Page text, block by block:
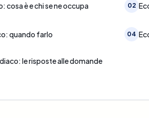
è e chi se ne occupa 02
quando farlo 04
le risposte alle domande